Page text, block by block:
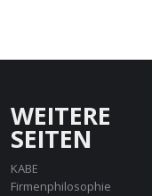
WEITERE
SEITEN
KABE
Firmenphilosophie